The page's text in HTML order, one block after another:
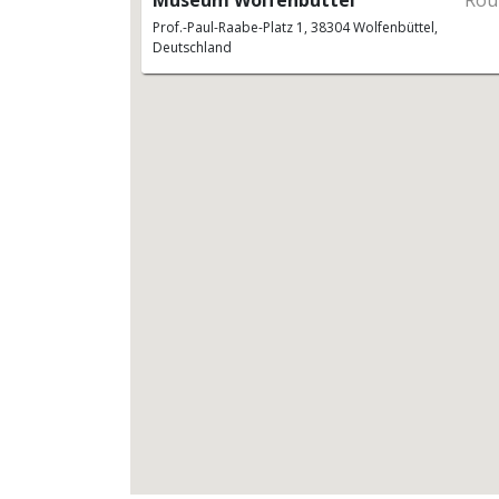
Prof.-Paul-Raabe-Platz 1, 38304 Wolfenbüttel,
Deutschland